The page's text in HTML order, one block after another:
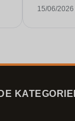
levere
15/06/2026